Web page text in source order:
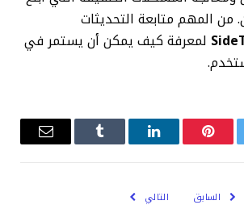
المهم متابعة التحديثات
لمعرفة كيف يمكن أن يستمر في
بينتيريستلينكدإن Tumblrالبريد
السابق التالي